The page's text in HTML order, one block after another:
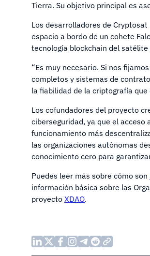
Tierra. Su objetivo principal es
Los desarrolladores de
espacio a bordo de un cohete
tecnología blockchain del
“Es muy necesario. Si nos
completos y sistemas de
la fiabilidad de la criptografía
Los cofundadores del proyecto
ciberseguridad, ya que el
funcionamiento más
las organizaciones autónomas
conocimiento cero para
Puedes leer más sobre cómo son
información básica sobre las
proyecto XDAO.